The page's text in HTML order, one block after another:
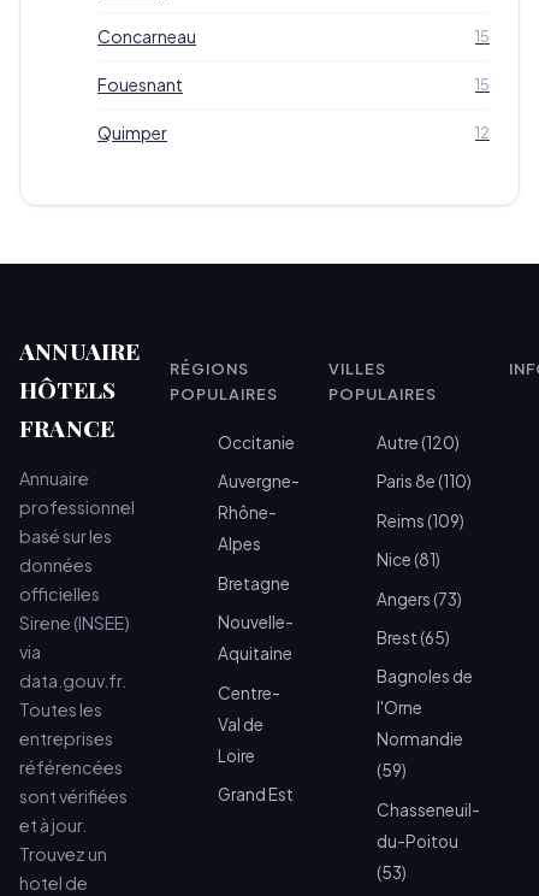
Concarneau 15
Fouesnant 15
Quimper 12
ANNUAIRE
HÔTELS
FRANCE
Annuaire
professionnel
basé sur les
données
officielles
Sirene (INSEE)
via
data.gouv.fr.
Toutes les
entreprises
référencées
sont vérifiées
et à jour.
Trouvez un
hotel de
RÉGIONS
POPULAIRES
Occitanie
Auvergne-
Rhône-
Alpes
Bretagne
Nouvelle-
Aquitaine
Centre-
Val de
Loire
Grand Est
VILLES
POPULAIRES
Autre (120)
Paris 8e (110)
Reims (109)
Nice (81)
Angers (73)
Brest (65)
Bagnoles de
l'Orne
Normandie
(59)
Chasseneuil-
du-Poitou
(53)